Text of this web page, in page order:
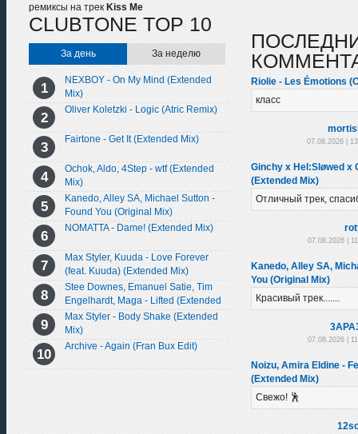
ремиксы на трек Kiss Me
CLUBTONE TOP 10
За день За неделю
NEXBOY - On My Mind (Extended
Mix)
Oliver Koletzki - Logic (Atric Remix)
Fairtone - Get It (Extended Mix)
Ochok, Aldo, 4Step - wtf (Extended
Mix)
Kanedo, Alley SA, Michael Sutton -
Found You (Original Mix)
NOMATTA - Dame! (Extended Mix)
Max Styler, Kuuda - Love Forever
(feat. Kuuda) (Extended Mix)
Stee Downes, Emanuel Satie, Tim
Engelhardt, Maga - Lifted (Extended
Mix)
Max Styler - Body Shake (Extended
Mix)
Archive - Again (Fran Bux Edit)
Riolie - Les Émotions
класс
07.08.2026 |
Ginchy x Hel:Sløwed x
(Extended Mix)
Отличный трек,
07.08.2026 |
Kanedo, Alley SA,
You (Original Mix)
Красивый трек.......
07.08.2026 |
Noizu, Amira Eldine -
(Extended Mix)
Свежо! 🕺